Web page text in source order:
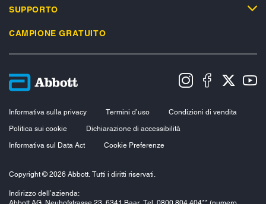
SUPPORTO
CAMPIONE GRATUITO
Informativa sulla privacy Termini d’uso
Condizioni di vendita
Politica sui cookie
Dichiarazione di accessibilità
Informativa sul Data Act
Cookie Preferenze
Copyright © 2026 Abbott. Tutti i diritti riservati.
Indirizzo dell’azienda: